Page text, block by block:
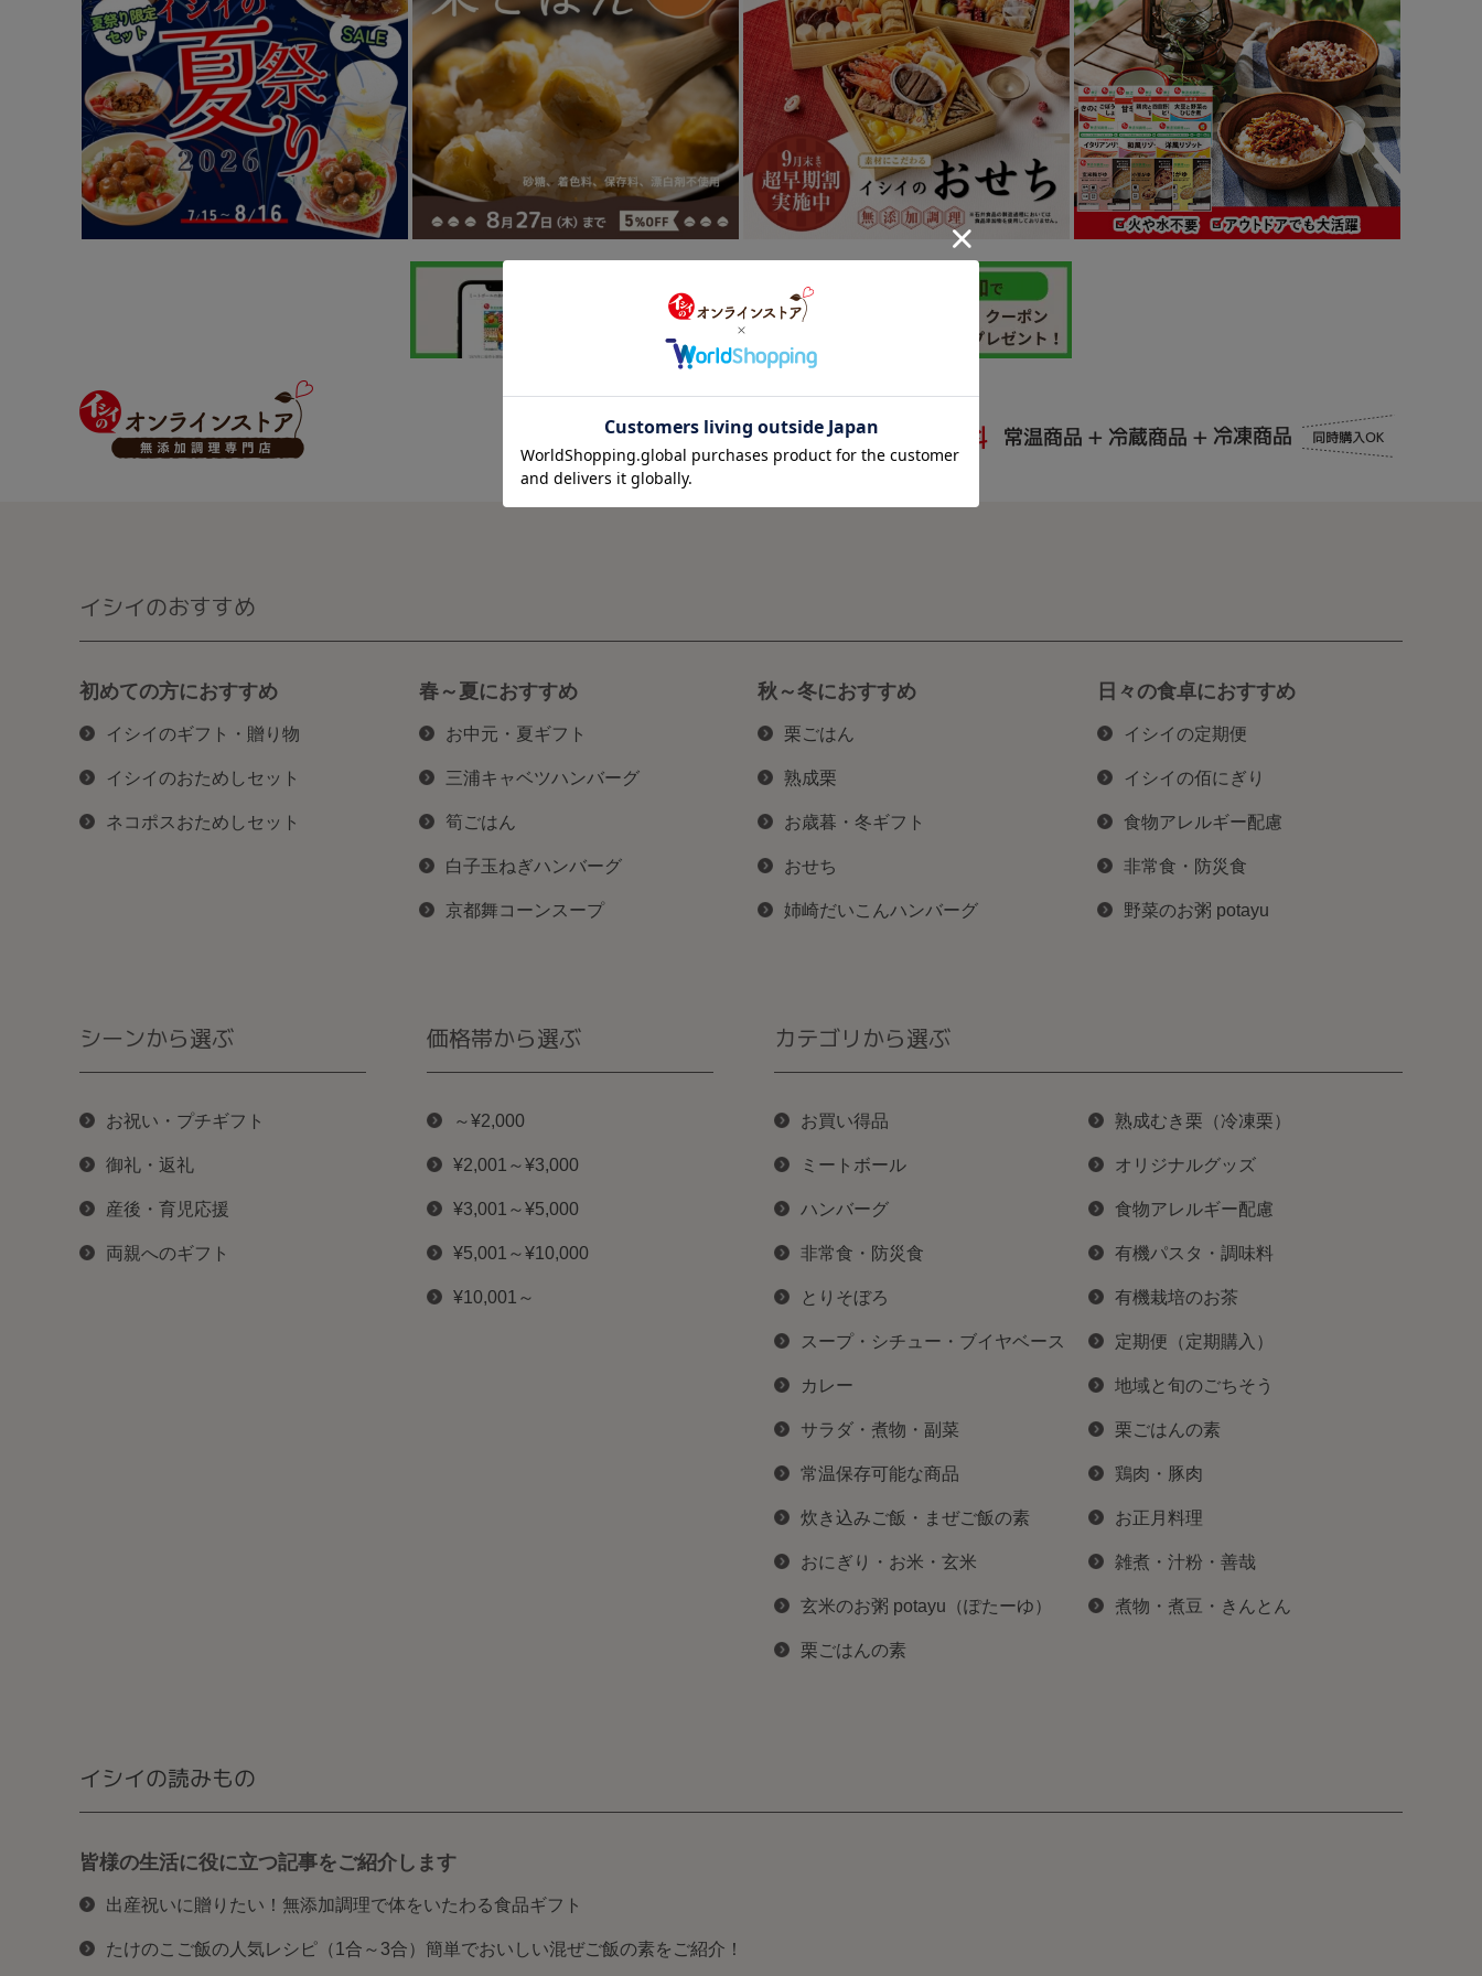
イシイのおすすめ
初めての方におすすめ
イシイのギフト・贈り物
イシイのおためしセット
ネコポスおためしセット
春～夏におすすめ
お中元・夏ギフト
三浦キャベツハンバーグ
筍ごはん
白子玉ねぎハンバーグ
京都舞コーンスープ
秋～冬におすすめ
栗ごはん
熟成栗
お歳暮・冬ギフト
おせち
姉崎だいこんハンバーグ
日々の食卓におすすめ
イシイの定期便
イシイの佰にぎり
食物アレルギー配慮
非常食・防災食
野菜のお粥 potayu
シーンから選ぶ
お祝い・プチギフト
御礼・返礼
産後・育児応援
両親へのギフト
価格帯から選ぶ
～¥2,000
¥2,001～¥3,000
¥3,001～¥5,000
¥5,001～¥10,000
¥10,001～
カテゴリから選ぶ
お買い得品
ミートボール
ハンバーグ
非常食・防災食
とりそぼろ
スープ・シチュー・ブイヤベース
カレー
サラダ・煮物・副菜
常温保存可能な商品
炊き込みご飯・まぜご飯の素
おにぎり・お米・玄米
玄米のお粥 potayu（ぽたーゆ）
栗ごはんの素
熟成むき栗（冷凍栗）
オリジナルグッズ
食物アレルギー配慮
有機パスタ・調味料
有機栽培のお茶
定期便（定期購入）
地域と旬のごちそう
栗ごはんの素
鶏肉・豚肉
お正月料理
雑煮・汁粉・善哉
煮物・煮豆・きんとん
イシイの読みもの
皆様の生活に役に立つ記事をご紹介します
出産祝いに贈りたい！無添加調理で体をいたわる食品ギフト
たけのこご飯の人気レシピ（1合～3合）簡単でおいしい混ぜご飯の素をご紹介！